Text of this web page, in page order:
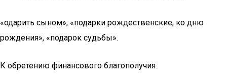
«одарить сыном», «подарки рождественские, ко дню
рождения», «подарок судьбы».
К обретению финансового благополучия.